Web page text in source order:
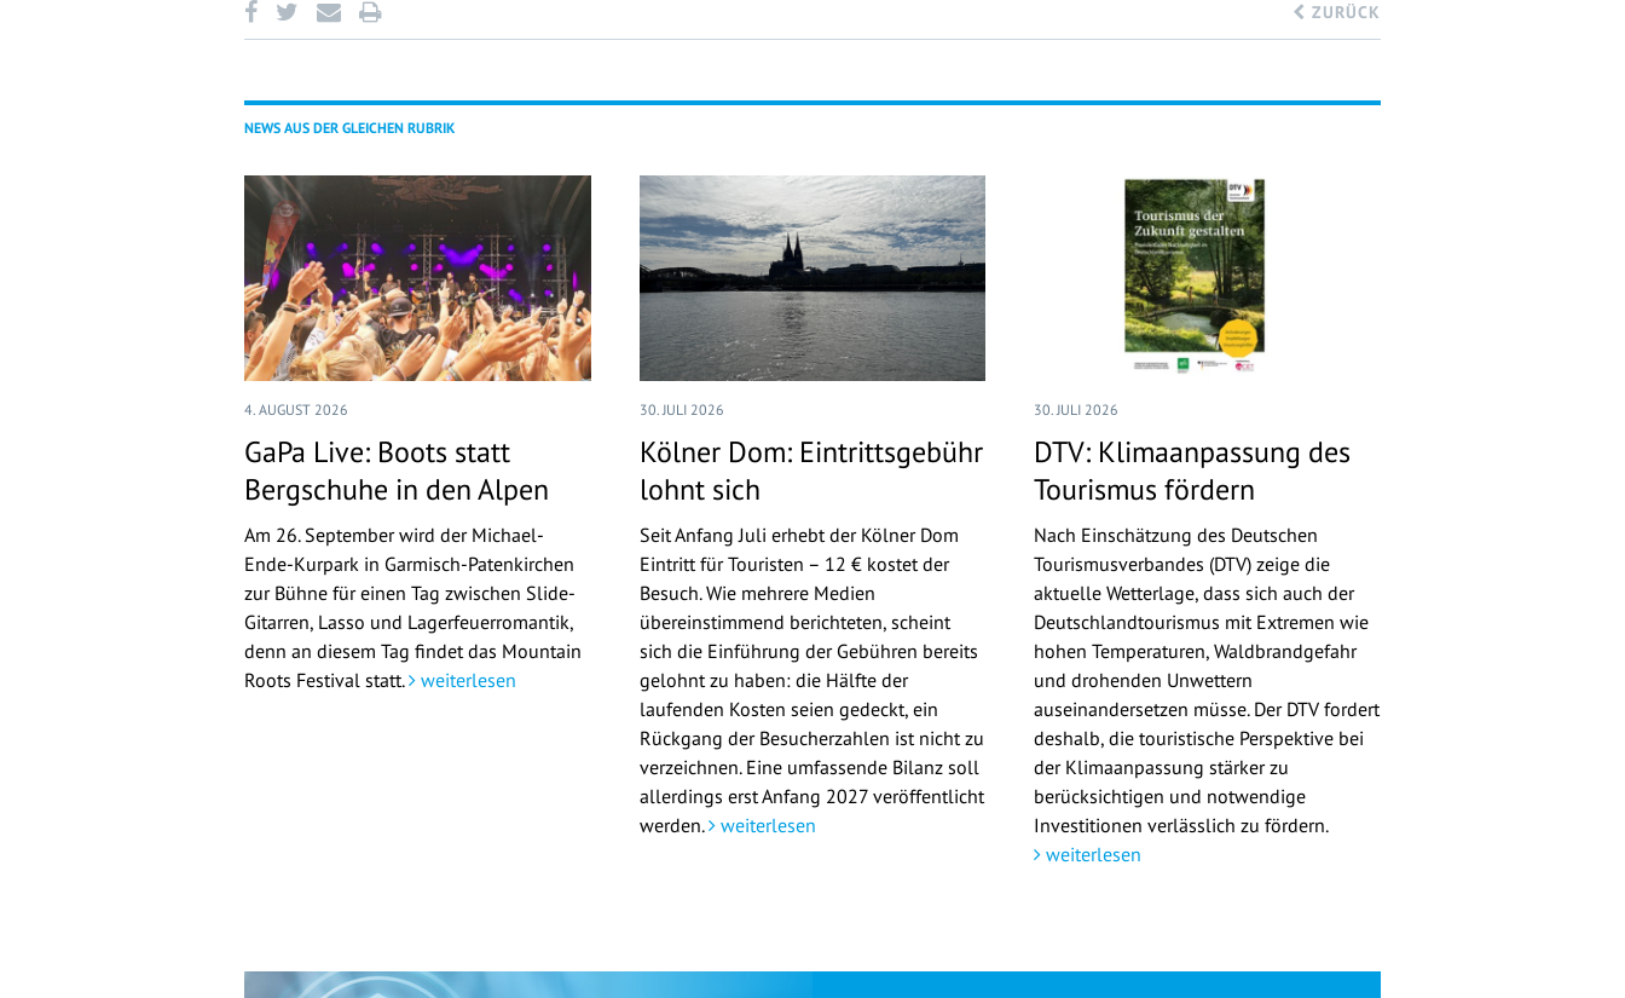
ZURÜCK
NEWS AUS DER GLEICHEN RUBRIK
4. AUGUST 2026
GaPa Live: Boots statt
Bergschuhe in den Alpen
Am 26. September wird der Michael-
Ende-Kurpark in Garmisch-Patenkirchen
zur Bühne für einen Tag zwischen Slide-
Gitarren, Lasso und Lagerfeuerromantik,
denn an diesem Tag findet das Mountain
Roots Festival statt.
weiterlesen
30. JULI 2026
Kölner Dom: Eintrittsgebühr
lohnt sich
Seit Anfang Juli erhebt der Kölner Dom
Eintritt für Touristen – 12 € kostet der
Besuch. Wie mehrere Medien
übereinstimmend berichteten, scheint
sich die Einführung der Gebühren bereits
gelohnt zu haben: die Hälfte der
laufenden Kosten seien gedeckt, ein
Rückgang der Besucherzahlen ist nicht zu
verzeichnen. Eine umfassende Bilanz soll
allerdings erst Anfang 2027 veröffentlicht
werden. weiterlesen
30. JULI 2026
DTV: Klimaanpassung des
Tourismus fördern
Nach Einschätzung des Deutschen
Tourismusverbandes (DTV) zeige die
aktuelle Wetterlage, dass sich auch der
Deutschlandtourismus mit Extremen wie
hohen Temperaturen, Waldbrandgefahr
und drohenden Unwettern
auseinandersetzen müsse. Der DTV fordert
deshalb, die touristische Perspektive bei
der Klimaanpassung stärker zu
berücksichtigen und notwendige
Investitionen verlässlich zu fördern.
weiterlesen